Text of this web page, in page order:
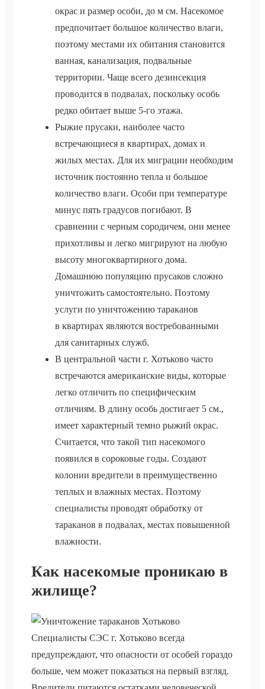
окрас и размер особи, до м см. Насекомое
предпочитает большое количество влаги,
поэтому местами их обитания становится
ванная, канализация, подвальные
территории. Чаще всего дезинсекция
проводится в подвалах, поскольку особь
редко обитает выше 5-го этажа.
Рыжие прусаки, наиболее часто
встречающиеся в квартирах, домах и
жилых местах. Для их миграции необходим
источник постоянно тепла и большое
количество влаги. Особи при температуре
минус пять градусов погибают. В
сравнении с черным сородичем, они менее
прихотливы и легко мигрируют на любую
высоту многоквартирного дома.
Домашнюю популяцию прусаков сложно
уничтожить самостоятельно. Поэтому
услуги по уничтожению тараканов
в квартирах являются востребованными
для санитарных служб.
В центральной части г. Хотьково часто
встречаются американские виды, которые
легко отличить по специфическим
отличиям. В длину особь достигает 5 см.,
имеет характерный темно рыжий окрас.
Считается, что такой тип насекомого
появился в сороковые годы. Создают
колонии вредители в преимущественно
теплых и влажных местах. Поэтому
специалисты проводят обработку от
тараканов в подвалах, местах повышенной
влажности.
Как насекомые проникаю в
жилище?
Специалисты СЭС г. Хотьково всегда
предупреждают, что опасности от особей гораздо
больше, чем может показаться на первый взгляд.